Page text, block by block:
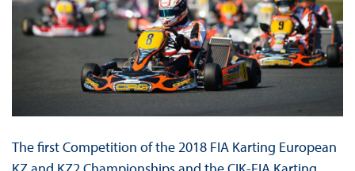
The first Competition of the 2018 FIA Karting European